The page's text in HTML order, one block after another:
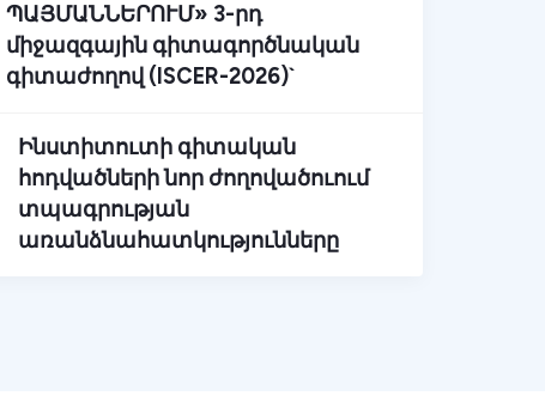
ՊԱՅՄԱՆՆԵՐՈՒՄ» 3-րդ
միջազգային գիտագործնական
գիտաժողով (ISCER-2026)`
Ինստիտուտի գիտական
հոդվածների նոր ժողովածուում
տպագրության
առանձնահատկությունները